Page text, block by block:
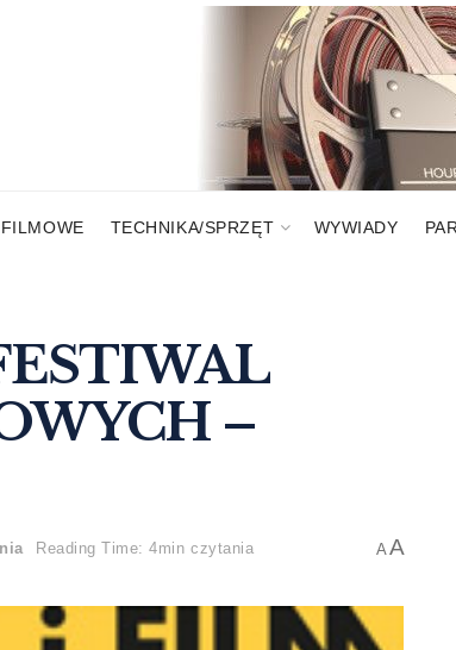
TECHNIKA/SPRZĘT WYWIADY
–
Reading Time: 4min czytania AA